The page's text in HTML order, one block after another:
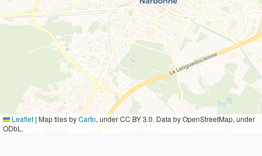
Leaflet | Map tiles byCarto, under CC BY 3.0. Data by OpenStreetMap, under
ODbL.